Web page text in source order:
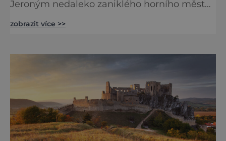
Jeroným nedaleko zaniklého horního města
středověku. Národní kulturní památka je
poměrně konkrétní představu o namáhavé
ids="91631,91630,91632,91633,91634,91635,9
zobrazit více >>